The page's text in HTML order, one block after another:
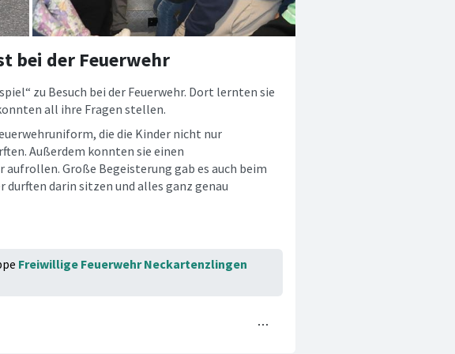
bei der Feuerwehr
zu Besuch bei der Feuerwehr. Dort lernten sie
all ihre Fragen stellen.
die die Kinder nicht nur
Außerdem konnten sie einen
aufrollen. Große Begeisterung gab es auch beim
durften darin sitzen und alles ganz genau
Freiwillige Feuerwehr Neckartenzlingen